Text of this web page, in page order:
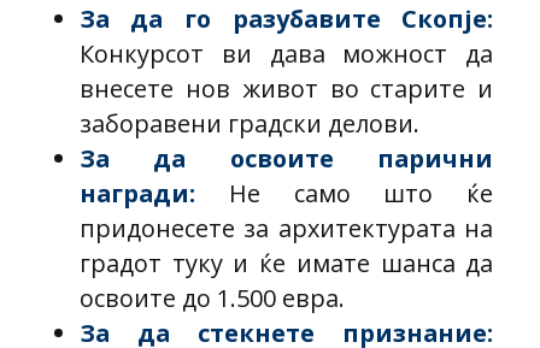
За да го разубавите Скопје:
Конкурсот ви дава можност да
внесете нов живот во старите и
заборавени градски делови.
За да освоите парични
награди: Не само што ќе
придонесете за архитектурата на
градот туку и ќе имате шанса да
освоите до 1.500 евра.
За да стекнете признание: